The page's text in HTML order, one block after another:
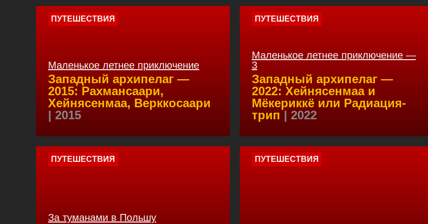
ПУТЕШЕСТВИЯ
Маленькое летнее приключение
Западный архипелаг —
2015: Рахмансаари,
Хейнясенмаа, Верккосаари
| 2015
ПУТЕШЕСТВИЯ
Маленькое летнее приключение —
3
Западный архипелаг —
2022: Хейнясенмаа и
Мёкериккё или Радиация-
трип | 2022
ПУТЕШЕСТВИЯ
За туманами в Польшу
ПУТЕШЕСТВИЯ